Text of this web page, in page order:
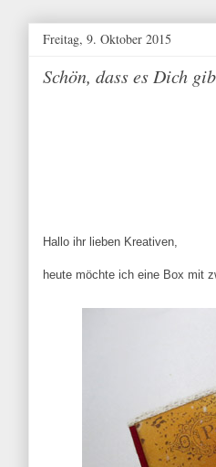
Freitag, 9. Oktober 2015
Schön, dass es Dich
Hallo ihr lieben Kreativen,
heute möchte ich eine Box mit